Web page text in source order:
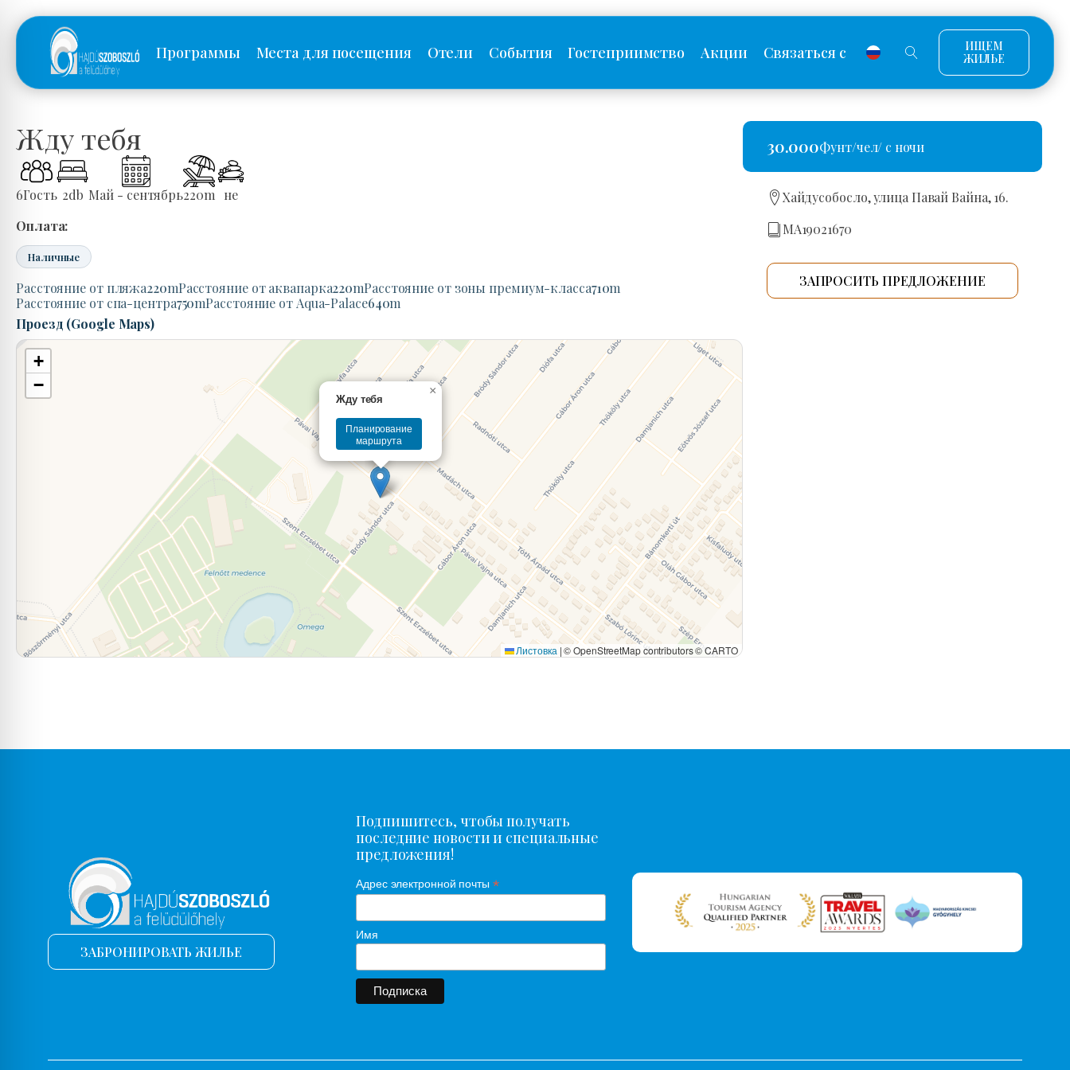
Программы Места для посещения Отели События Гостеприимство Акции Связаться с
ИЩЕМ
ЖИЛЬЕ
Жду тебя
6Гость 2db Май - сентябрь220m
не
Оплата:
Наличные
Расстояние от пляжа220mРасстояние от аквапарка220mРасстояние от зоны премиум-класса710m
Расстояние от спа-центра750mРасстояние от Aqua-Palace640m
Проезд (Google Maps)
Жду тебя
Планирование
маршрута
×
+
−
Листовка |© OpenStreetMap contributors © CARTO
30.000Фунт/чел/ с ночи
Хайдусобосло, улица Павай Вайна, 16.
MA19021670
ЗАПРОСИТЬ ПРЕДЛОЖЕНИЕ
ЗАБРОНИРОВАТЬ ЖИЛЬЕ
Подпишитесь, чтобы получать
последние новости и специальные
предложения!
Адрес электронной почты *
Имя